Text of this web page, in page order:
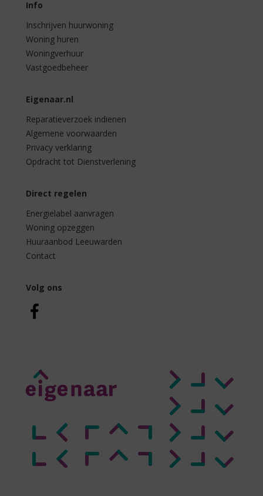
Info
Inschrijven huurwoning
Woning huren
Woningverhuur
Vastgoedbeheer
Eigenaar.nl
Reparatieverzoek indienen
Algemene voorwaarden
Privacy verklaring
Opdracht tot Dienstverlening
Direct regelen
Energielabel aanvragen
Woning opzeggen
Huuraanbod Leeuwarden
Contact
Volg ons